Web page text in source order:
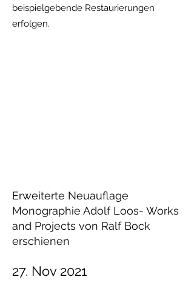
beispielgebende Restaurierungen
erfolgen.
Erweiterte Neuauflage
Monographie Adolf Loos- Works
and Projects von Ralf Bock
erschienen
27. Nov 2021